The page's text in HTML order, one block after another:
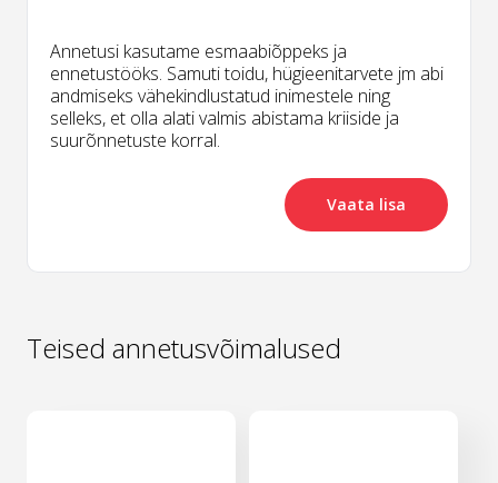
Annetusi kasutame esmaabiõppeks ja
ennetustööks. Samuti toidu, hügieenitarvete jm abi
andmiseks vähekindlustatud inimestele ning
selleks, et olla alati valmis abistama kriiside ja
suurõnnetuste korral.
Vaata lisa
Teised annetusvõimalused